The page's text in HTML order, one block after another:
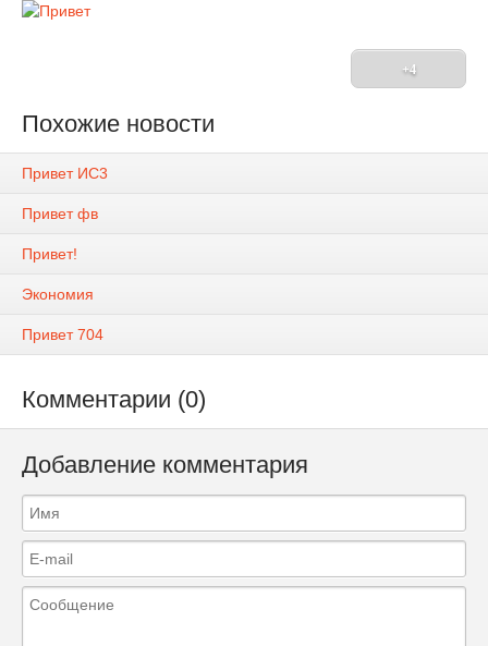
+4
Похожие новости
Привет ИС3
Привет фв
Привет!
Экономия
Привет 704
Комментарии (0)
Добавление комментария